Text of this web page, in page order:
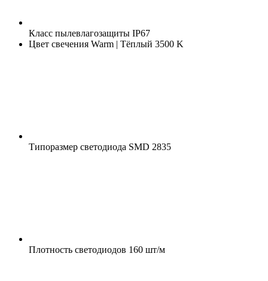
Класс пылевлагозащиты IP67
Цвет свечения Warm | Тёплый 3500 K
Типоразмер светодиода SMD 2835
Плотность светодиодов 160 шт/м